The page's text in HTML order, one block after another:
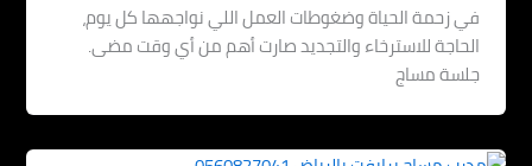
في زحمة الحياة وضغوطات العمل اللي نواجهها كل يوم،
الحاجة للاسترخاء والتجديد صارت أهم من أي وقت مضى.
جلسة مساج